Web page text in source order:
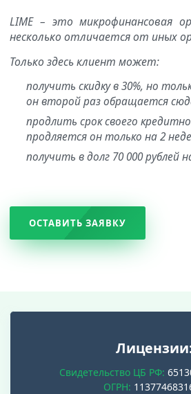
LIME – это микрофинансовая
несколько отличается от иных
Только здесь клиент может:
получить скидку в 30%, но
он второй раз обращается
продлить срок своего
продляется он только на 2
получить в долг 70 000 рублей
ОСТАВИТЬ ЗАЯВКУ
Свидетельство ЦБ РФ:
ОГРН: